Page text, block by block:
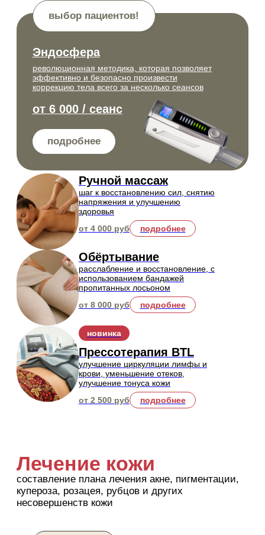
Иглорефлексотерапия
воздействие на активные точки
тела (иглы, массаж) для
снятия боли
Суггестивная терапия
психотерапевтический метод для
коррекции состояний и улучшения
самочувствия
от 12 000 руб
Коллагенотерапия
восстановление суставов, связок и
уменьшение боли при
неврологических проблемах
от 6 000 руб подробнее
обогащенная плазма для
стимуляции заживления
поврежденных нервов, суставов и
снятия бол
от 14 000 руб
подробнее